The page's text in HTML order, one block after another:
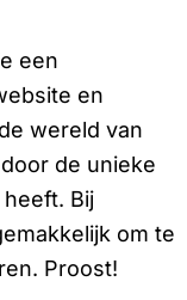
een
en
wereld van
de unieke
Bij
om te
Proost!